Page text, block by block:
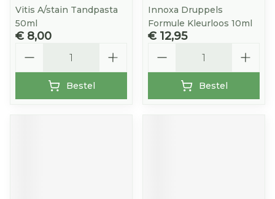
Vitis A/stain Tandpasta
50ml
€ 8,00
Bestel
Innoxa Druppels
Formule Kleurloos 10ml
€ 12,95
Bestel